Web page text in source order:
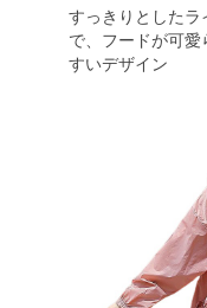
すっきりとしたラ
で、フードが可
すいデザイン